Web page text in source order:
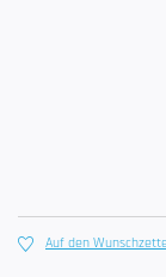
Auf den